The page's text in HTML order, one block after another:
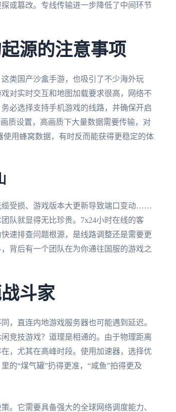
或篡改。专线传输进一步降低了中间环节
源的注意事项
类国产沙盒手游，也吸引了不少海外玩
对实时交互和地图加载要求很高，网络不
必选择支持手机游戏的线路，并确保开启
质设置，高画质下大量数据需要传输，对
用蜂窝数据，有时反而能获得更稳定的体
缆受损、游戏版本大更新导致端口变动……
队就显得无比珍贵。7x24小时在线的客
速排查问题根源，是线路调整还是需要更
背后有一个团队在为你通往国服的游戏之
斗家
，直连内地游戏服务器也可能遇到延迟。
竞技游戏？道理是相通的。由于物理距离
，尤其在高峰时段。使用加速器，选择优
的“煤气罐”扔得更准，“咸鱼”拍得更及
。它需要具备强大的全球网络调度能力、